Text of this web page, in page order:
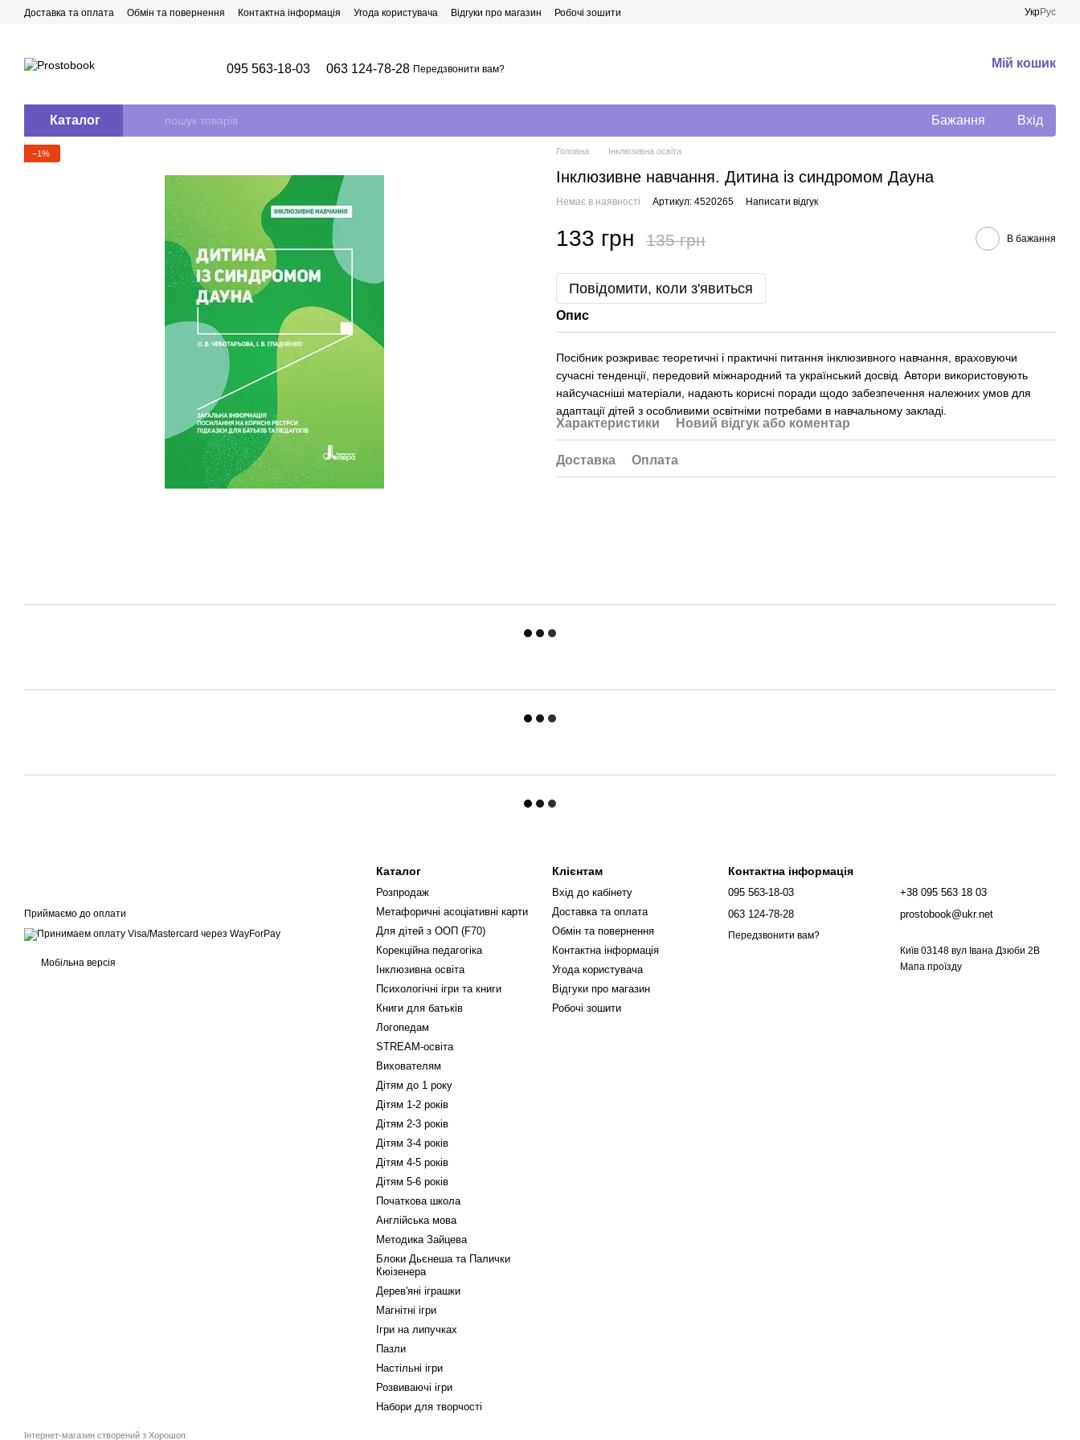
Перейти до основного контенту
Доставка та оплата Обмін та повернення Контактна інформація Угода користувача Відгуки про магазин Робочі зошити УкрРус
095 563-18-03 063 124-78-28 Передзвонити вам? Мій кошик
Каталог Бажання Вхід
−1% Головна Інклюзивна освіта
Інклюзивне навчання. Дитина із синдромом Дауна
Немає в наявності Артикул: 4520265 Написати відгук
133 грн 135 грн В бажання
Повідомити, коли з'явиться
Опис
Посібник розкриває теоретичні і практичні питання інклюзивного навчання, враховуючи
сучасні тенденції, передовий міжнародний та український досвід. Автори використовують
найсучасніші матеріали, надають корисні поради щодо забезпечення належних умов для
адаптації дітей з особливими освітніми потребами в навчальному закладі.
Характеристики Новий відгук або коментар
Доставка Оплата
Приймаємо до оплати
Мобільна версія
Інтернет-магазин створений з Хорошоп
Каталог
Розпродаж
Метафоричні асоціативні карти
Для дітей з ООП (F70)
Корекційна педагогіка
Інклюзивна освіта
Психологічні ігри та книги
Книги для батьків
Логопедам
STREAM-освіта
Вихователям
Дітям до 1 року
Дітям 1-2 років
Дітям 2-3 років
Дітям 3-4 років
Дітям 4-5 років
Дітям 5-6 років
Початкова школа
Англійська мова
Методика Зайцева
Блоки Дьєнеша та Палички
Кюізенера
Дерев'яні іграшки
Магнітні ігри
Ігри на липучках
Пазли
Настільні ігри
Розвиваючі ігри
Набори для творчості
Клієнтам
Вхід до кабінету
Доставка та оплата
Обмін та повернення
Контактна інформація
Угода користувача
Відгуки про магазин
Робочі зошити
Контактна інформація
095 563-18-03
063 124-78-28
Передзвонити вам?
+38 095 563 18 03
prostobook@ukr.net
Київ 03148 вул Івана Дзюби 2В
Мапа проїзду